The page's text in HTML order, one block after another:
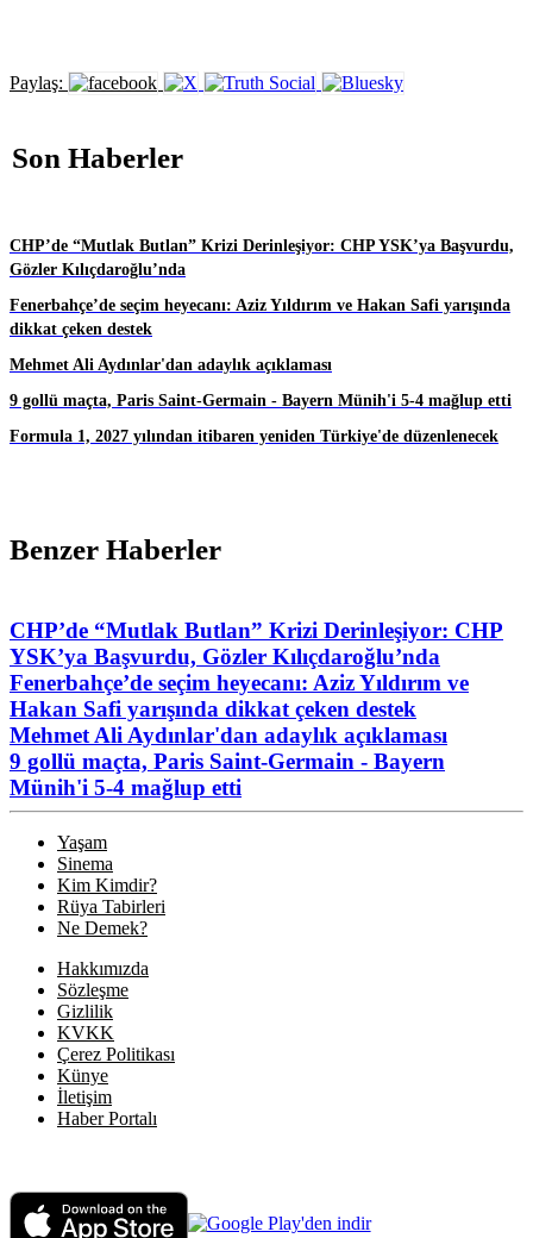
Paylaş:
Son Haberler
CHP’de “Mutlak Butlan” Krizi Derinleşiyor: CHP YSK’ya Başvurdu,
Gözler Kılıçdaroğlu’nda
Fenerbahçe’de seçim heyecanı: Aziz Yıldırım ve Hakan Safi yarışında
dikkat çeken destek
Mehmet Ali Aydınlar'dan adaylık açıklaması
9 gollü maçta, Paris Saint-Germain - Bayern Münih'i 5-4 mağlup etti
Formula 1, 2027 yılından itibaren yeniden Türkiye'de düzenlenecek
Benzer Haberler
CHP’de “Mutlak Butlan” Krizi Derinleşiyor: CHP
YSK’ya Başvurdu, Gözler Kılıçdaroğlu’nda
Fenerbahçe’de seçim heyecanı: Aziz Yıldırım ve
Hakan Safi yarışında dikkat çeken destek
Mehmet Ali Aydınlar'dan adaylık açıklaması
9 gollü maçta, Paris Saint-Germain - Bayern
Münih'i 5-4 mağlup etti
Yaşam
Sinema
Kim Kimdir?
Rüya Tabirleri
Ne Demek?
Hakkımızda
Sözleşme
Gizlilik
KVKK
Çerez Politikası
Künye
İletişim
Haber Portalı